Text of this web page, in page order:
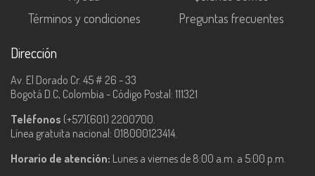
Términos y condiciones
Preguntas frecuentes
Dirección
Av. El Dorado Cr. 45 # 26 - 33
Bogotá D.C, Colombia - Código Postal: 111321
Teléfonos (+57)(601) 2200700.
Línea gratuita nacional: 018000123414.
Horario de atención: Lunes a viernes de 8:00 a.m. a 5:00 p.m.